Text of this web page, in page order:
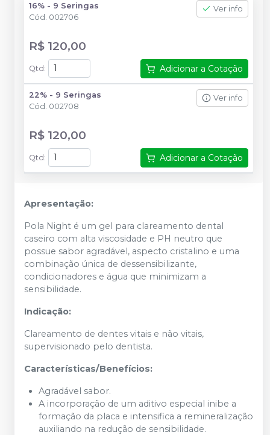
16% - 9 Seringas
Cód. 002706
Ver info
R$ 120,00
Qtd : Adicionar a Cotação
22% - 9 Seringas
Cód. 002708
Ver info
R$ 120,00
Qtd : Adicionar a Cotação
Apresentação:
Pola Night é um gel para clareamento dental
caseiro com alta viscosidade e PH neutro que
possue sabor agradável, aspecto cristalino e uma
combinação única de dessensibilizante,
condicionadores e água que minimizam a
sensibilidade.
Indicação:
Clareamento de dentes vitais e não vitais,
supervisionado pelo dentista.
Características/Benefícios:
Agradável sabor.
A incorporação de um aditivo especial inibe a
formação da placa e intensifica a remineralização
auxiliando na redução de sensibilidade.